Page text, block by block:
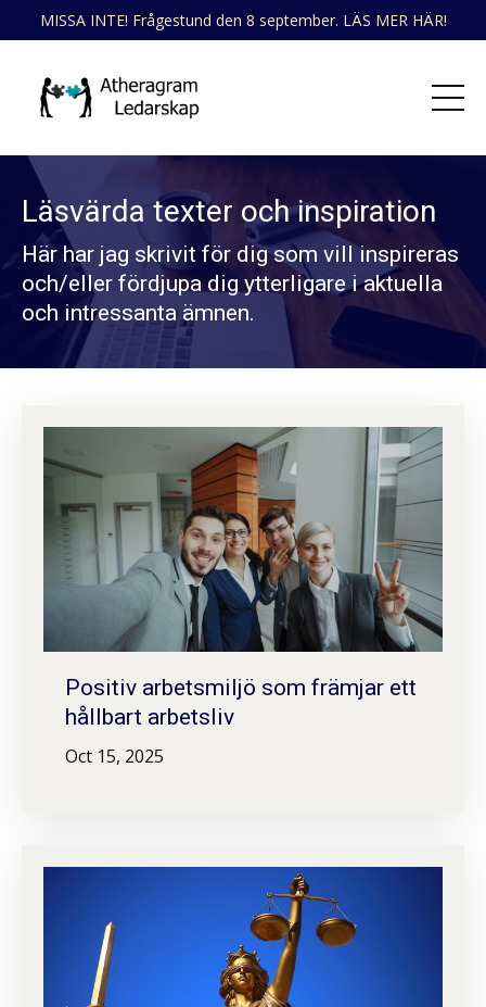
MISSA INTE! Frågestund den 8 september. LÄS MER HÄR!
Läsvärda texter och inspiration
Här har jag skrivit för dig som vill inspireras
och/eller fördjupa dig ytterligare i aktuella
och intressanta ämnen.
Positiv arbetsmiljö som främjar ett
hållbart arbetsliv
Oct 15, 2025